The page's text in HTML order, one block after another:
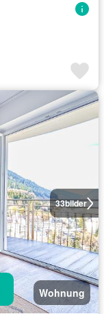
33bilder
Wohnung